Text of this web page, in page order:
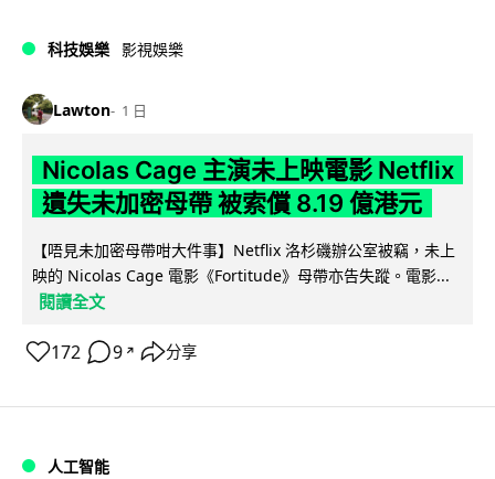
科技娛樂 影視娛樂
Lawton 1 日
Nicolas Cage 主演未上映電影 Netflix
遺失未加密母帶 被索償 8.19 億港元
【唔見未加密母帶咁大件事】Netflix 洛杉磯辦公室被竊，未上
映的 Nicolas Cage 電影《Fortitude》母帶亦告失蹤。電影...
閱讀全文
172 9 ↗ 分享
人工智能